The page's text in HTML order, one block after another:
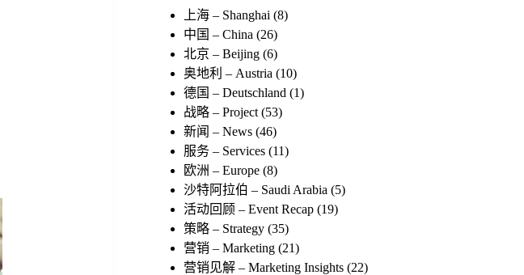
上海 – Shanghai (8)
中国 – China (26)
北京 – Beijing (6)
奥地利 – Austria (10)
德国 – Deutschland (1)
战略 – Project (53)
新闻 – News (46)
服务 – Services (11)
欧洲 – Europe (8)
沙特阿拉伯 – Saudi Arabia (5)
活动回顾 – Event Recap (19)
策略 – Strategy (35)
营销 – Marketing (21)
营销见解 – Marketing Insights (22)